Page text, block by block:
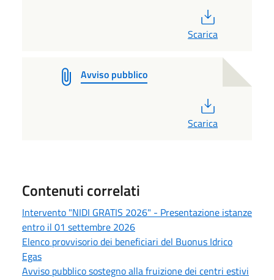
Scarica
Avviso pubblico
Scarica
Contenuti correlati
Intervento "NIDI GRATIS 2026" - Presentazione istanze
entro il 01 settembre 2026
Elenco provvisorio dei beneficiari del Buonus Idrico
Egas
Avviso pubblico sostegno alla fruizione dei centri estivi